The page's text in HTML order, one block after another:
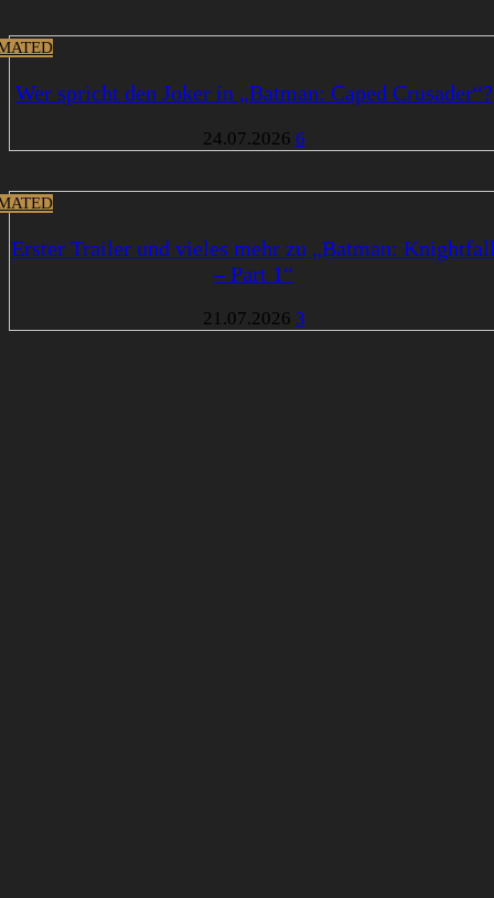
Wer spricht den Joker in „Batman: Caped Crusader“?
24.07.2026 6
Erster Trailer und vieles mehr zu „Batman:
– Part 1“
21.07.2026 3